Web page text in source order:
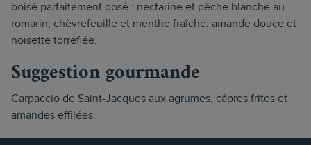
boisé parfaitement dosé : nectarine et pêche blanche au
romarin, chèvrefeuille et menthe fraîche, amande douce et
noisette torréfiée.
Suggestion gourmande
Carpaccio de Saint-Jacques aux agrumes, câpres frites et
amandes effilées.